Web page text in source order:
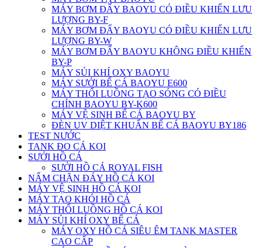
MÁY BƠM ĐẨY BAOYU CÓ ĐIỀU KHIỂN LƯU
LƯỢNG BY-F
MÁY BƠM ĐẨY BAOYU CÓ ĐIỀU KHIỂN LƯU
LƯỢNG BY-W
MÁY BƠM ĐẨY BAOYU KHÔNG ĐIỀU KHIỂN
BY-P
MÁY SỦI KHÍ OXY BAOYU
MÁY SƯỞI BỂ CÁ BAOYU E600
MÁY THỔI LUỒNG TẠO SÓNG CÓ ĐIỀU
CHỈNH BAOYU BY-K600
MÁY VỆ SINH BỂ CÁ BAOYU BY
ĐÈN UV DIỆT KHUẨN BỂ CÁ BAOYU BY186
TEST NƯỚC
TANK ĐO CÁ KOI
SƯỞI HỒ CÁ
SƯỞI HỒ CÁ ROYAL FISH
NẤM CHẶN ĐÁY HỒ CÁ KOI
MÁY VỆ SINH HỒ CÁ KOI
MÁY TẠO KHÓI HỒ CÁ
MÁY THỔI LUỒNG HỒ CÁ KOI
MÁY SỦI KHÍ OXY BỂ CÁ
MÁY OXY HỒ CÁ SIÊU ÊM TANK MASTER
CAO CẤP